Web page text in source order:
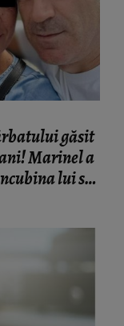
găsit
Marinel a
lui se